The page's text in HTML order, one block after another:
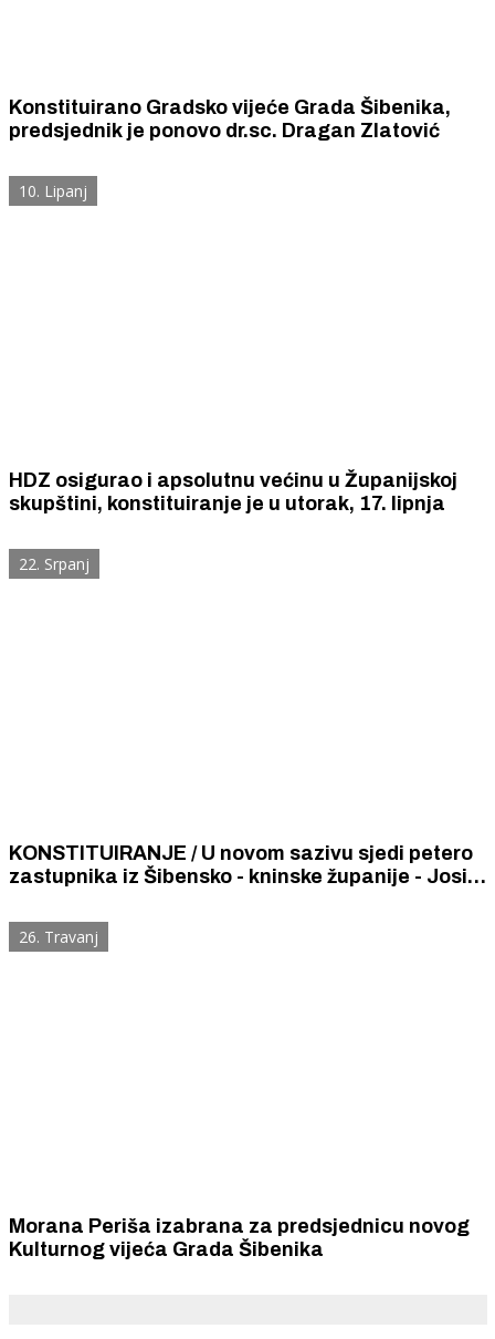
Konstituirano Gradsko vijeće Grada Šibenika,
predsjednik je ponovo dr.sc. Dragan Zlatović
10. Lipanj
HDZ osigurao i apsolutnu većinu u Županijskoj
skupštini, konstituiranje je u utorak, 17. lipnja
22. Srpanj
KONSTITUIRANJE / U novom sazivu sjedi petero
zastupnika iz Šibensko - kninske županije - Josip
Vidović, Hrvoje Zekanović i Anja Šimpraga
26. Travanj
Morana Periša izabrana za predsjednicu novog
Kulturnog vijeća Grada Šibenika